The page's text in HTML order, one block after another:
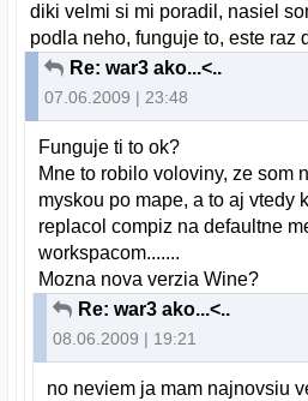
diki velmi si mi poradil, nasiel
podla neho, funguje to, este raz
Re: war3 ako...<..
07.06.2009 | 23:48
Funguje ti to ok?
Mne to robilo voloviny, ze som
myskou po mape, a to aj vtedy
replacol compiz na defaultne
workspacom.......
Mozna nova verzia Wine?
Re: war3 ako...<..
08.06.2009 | 19:21
no neviem ja mam najnovsiu